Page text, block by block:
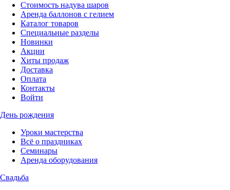
Стоимость надува шаров
Аренда баллонов с гелием
Каталог товаров
Специальные разделы
Новинки
Акции
Хиты продаж
Доставка
Оплата
Контакты
Войти
День рождения
Уроки мастерства
Всё о праздниках
Семинары
Аренда оборудования
Свадьба